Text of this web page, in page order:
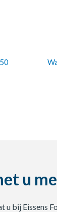
u
bij Eissens